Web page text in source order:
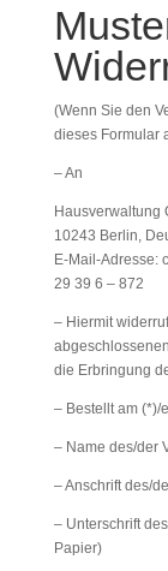
(Wenn Sie den
dieses Formular
– An
Hausverwaltung
10243 Berlin,
E-Mail-Adresse:
29 39 6 – 872
– Hiermit
die Erbringung
– Bestellt am (*)/
– Name des/der
– Anschrift des/
– Unterschrift
Papier)